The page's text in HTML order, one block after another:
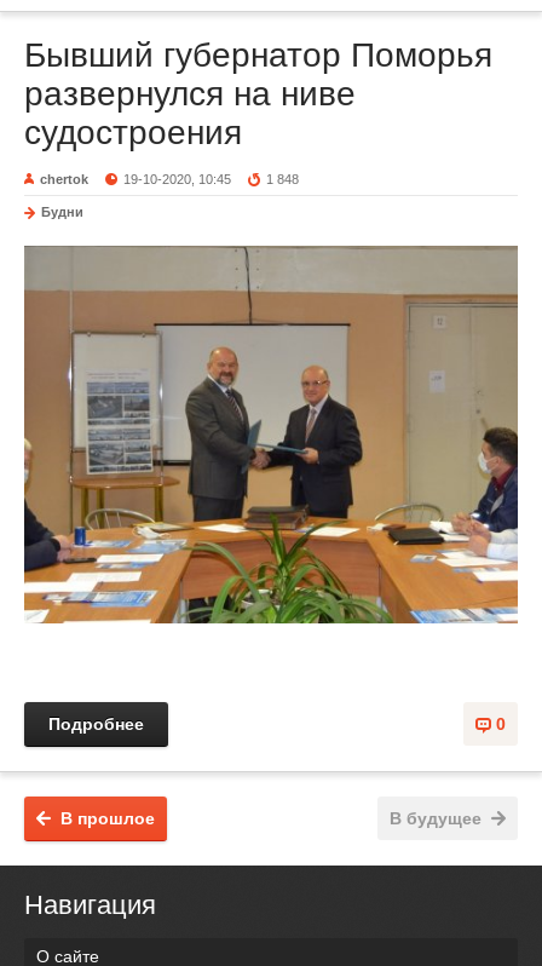
Бывший губернатор Поморья
развернулся на ниве
судостроения
chertok 19-10-2020, 10:45 1 848
Будни
0
Подробнее
В будущее
В прошлое
Навигация
О сайте